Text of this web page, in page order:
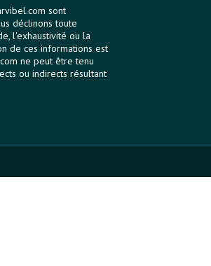
sont
déclinons toute
l'exhaustivité ou la
de ces informations est
ne peut être tenu
ou indirects résultant